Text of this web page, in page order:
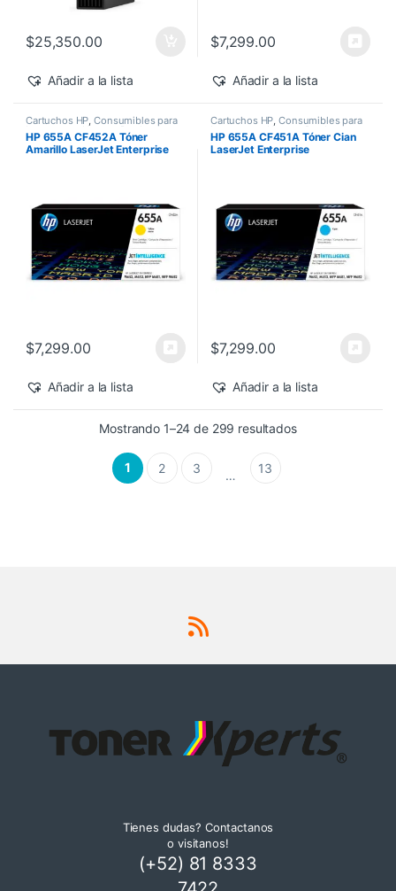
$25,350.00
Añadir a la lista
$7,299.00
Añadir a la lista
Cartuchos HP,Consumibles para
Impresoras,Nuevos Productos
Sobre Pedido,Toner Original
HP 655A CF452A Tóner
Amarillo LaserJet Enterprise
$7,299.00
Añadir a la lista
Cartuchos HP,Consumibles para
Impresoras,Nuevos Productos
Sobre Pedido,Toner Original
HP 655A CF451A Tóner Cian
LaserJet Enterprise
$7,299.00
Añadir a la lista
Mostrando 1–24 de 299 resultadosSorted by latest
1 2 3 … 13
Tienes dudas? Contactanos
o visitanos!
(+52) 81 8333